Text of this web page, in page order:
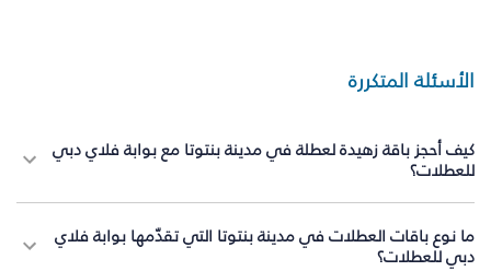
الأسئلة المتكررة
كيف أحجز باقة زهيدة لعطلة في مدينة بنتوتا مع بوابة فلاي دبي
للعطلات؟
ما نوع باقات العطلات في مدينة بنتوتا التي تقدّمها بوابة فلاي
دبي للعطلات؟